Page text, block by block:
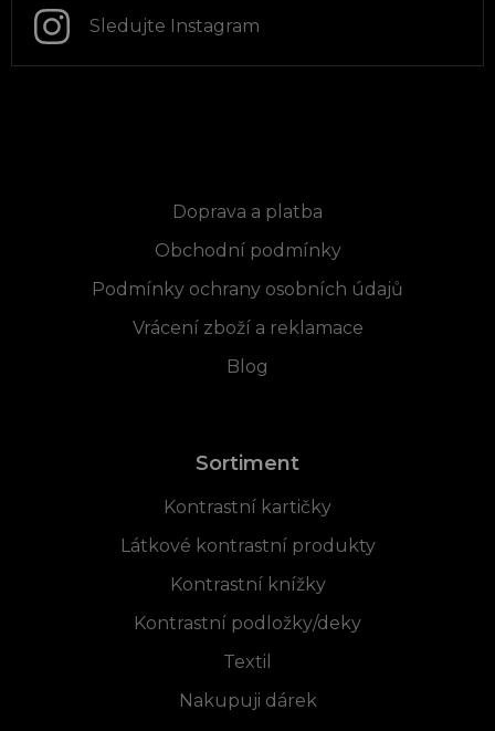
Sledujte Instagram
Doprava a platba
Obchodní podmínky
Podmínky ochrany osobních údajů
Vrácení zboží a reklamace
Blog
Sortiment
Kontrastní kartičky
Látkové kontrastní produkty
Kontrastní knížky
Kontrastní podložky/deky
Textil
Nakupuji dárek